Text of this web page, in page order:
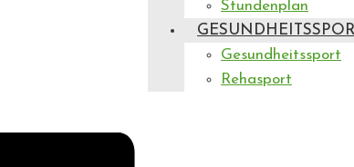
Stundenplan
Gesundheitssport
Rehasport